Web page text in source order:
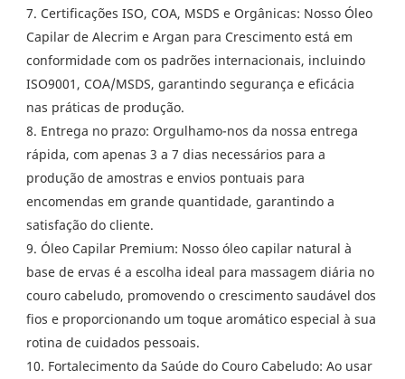
7. Certificações ISO, COA, MSDS e Orgânicas: Nosso Óleo
Capilar de Alecrim e Argan para Crescimento está em
conformidade com os padrões internacionais, incluindo
ISO9001, COA/MSDS, garantindo segurança e eficácia
nas práticas de produção.
8. Entrega no prazo: Orgulhamo-nos da nossa entrega
rápida, com apenas 3 a 7 dias necessários para a
produção de amostras e envios pontuais para
encomendas em grande quantidade, garantindo a
satisfação do cliente.
9. Óleo Capilar Premium: Nosso óleo capilar natural à
base de ervas é a escolha ideal para massagem diária no
couro cabeludo, promovendo o crescimento saudável dos
fios e proporcionando um toque aromático especial à sua
rotina de cuidados pessoais.
10. Fortalecimento da Saúde do Couro Cabeludo: Ao usar